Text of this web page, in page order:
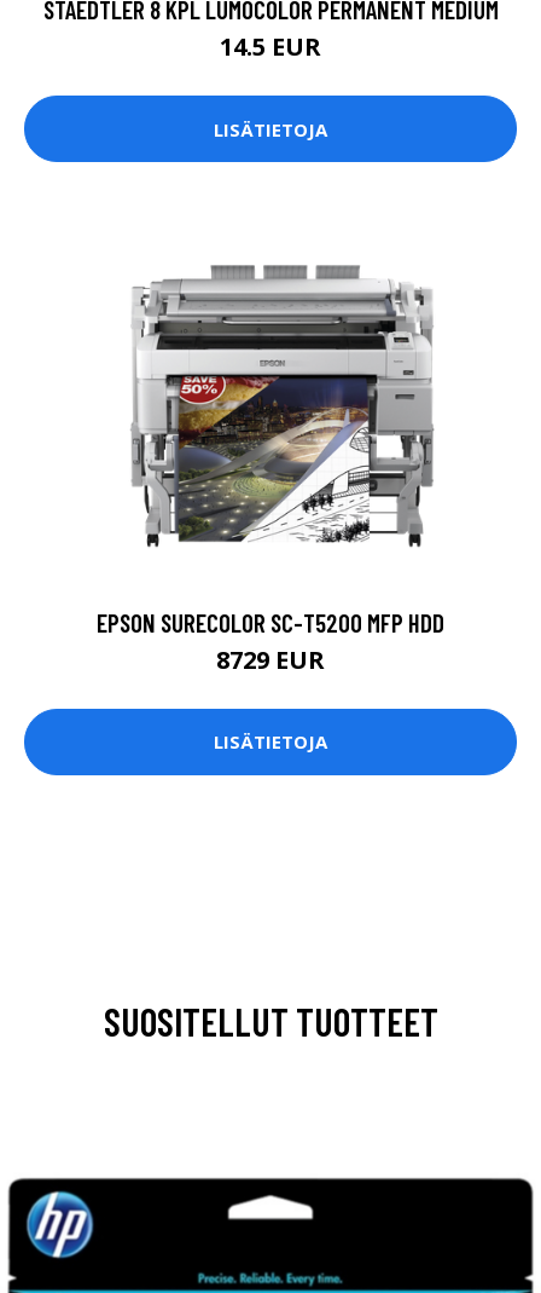
STAEDTLER 8 KPL LUMOCOLOR PERMANENT MEDIUM
14.5 EUR
LISÄTIETOJA
EPSON SURECOLOR SC-T5200 MFP HDD
8729 EUR
LISÄTIETOJA
SUOSITELLUT TUOTTEET